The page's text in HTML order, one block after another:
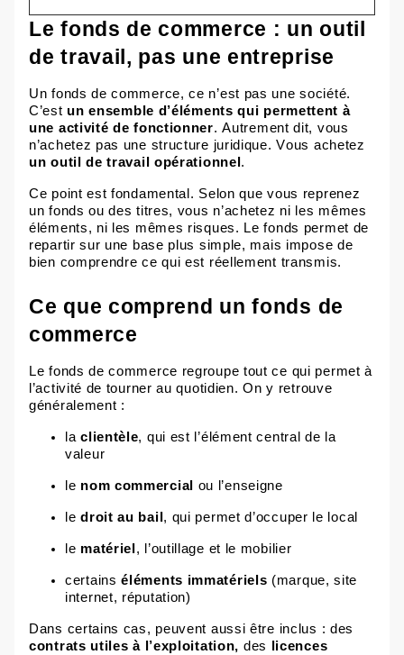
Le fonds de commerce : un outil
de travail, pas une entreprise
Un fonds de commerce, ce n’est pas unesociété.
C’est un ensemble d’éléments qui permettent à
une activité de fonctionner. Autrement dit, vous
n’achetez pas une structure juridique. Vous achetez
un outil de travail opérationnel .
Ce point est fondamental. Selon que vous reprenez
un fonds ou des titres, vous n’achetez ni les mêmes
éléments, ni les mêmes risques. Le fonds permet de
repartir sur une base plus simple, mais impose de
bien comprendre ce qui est réellement transmis.
Ce que comprend un fonds de
commerce
Le fonds de commerce regroupe tout ce qui permet à
l’activité de tourner au quotidien. On y retrouve
généralement :
la clientèle, qui est l’élément central de la
valeur
le nom commercial ou l’enseigne
le droit au bail , qui permet d’occuper le local
le matériel , l’outillage et le mobilier
certains éléments immatériels (marque, site
internet, réputation)
Dans certains cas, peuvent aussi être inclus : des
contrats utiles à l’exploitation, des
licences